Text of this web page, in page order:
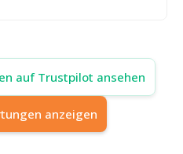
auf Trustpilot ansehen
anzeigen